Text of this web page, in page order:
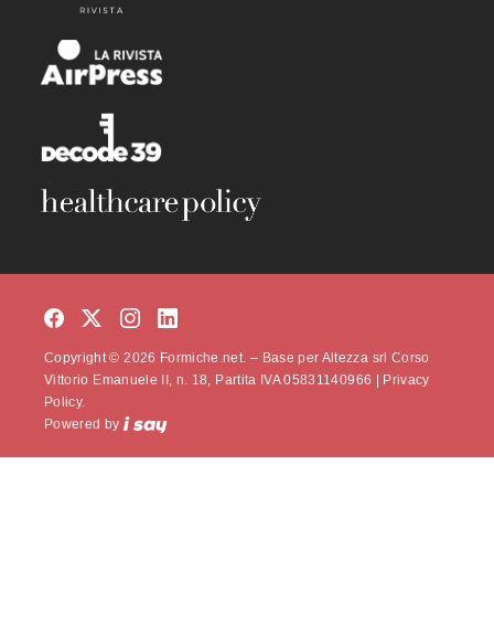
Copyright © 2026 Formiche.net. – Base per Altezza srl Corso
Vittorio Emanuele II, n. 18, Partita IVA 05831140966 | Privacy
Policy.
Powered by